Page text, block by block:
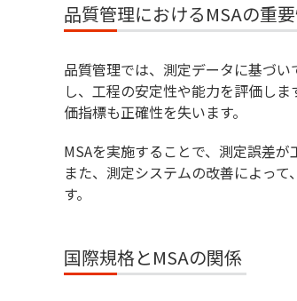
品質管理におけるMSAの重
品質管理では、測定データに基づ
し、工程の安定性や能力を評価し
価指標も正確性を失います。
MSAを実施することで、測定誤差
また、測定システムの改善によっ
す。
国際規格とMSAの関係